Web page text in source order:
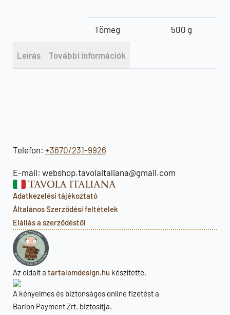
Tömeg 500 g
Leírás További információk
Telefon: +3670/231-9926
E-mail: webshop.tavolaitaliana@gmail.com
Adatkezelési tájékoztató
Általános Szerződési feltételek
Elállás a szerződéstől
Az oldalt a tartalomdesign.hu készítette.
A kényelmes és biztonságos online fizetést a
Barion Payment Zrt. biztosítja.